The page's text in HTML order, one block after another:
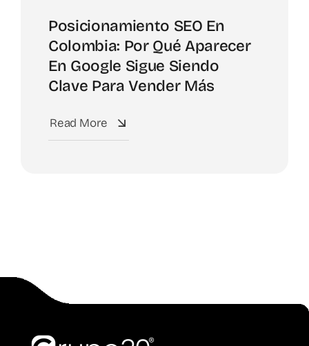
Posicionamiento SEO En
Colombia: Por Qué Aparecer
En Google Sigue Siendo
Clave Para Vender Más
Read More